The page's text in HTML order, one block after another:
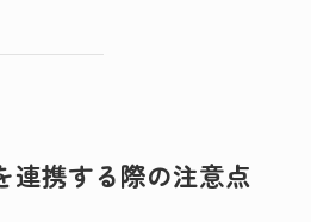
連携する際の注意点